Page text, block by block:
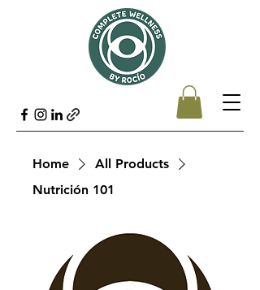
Home
All Products
Nutrición 101